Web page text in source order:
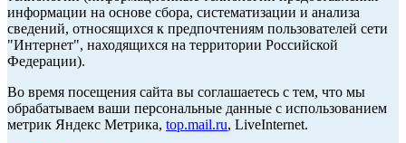
информации на основе сбора, систематизации и анализа
сведений, относящихся к предпочтениям пользователей сети
"Интернет", находящихся на территории Российской
Федерации).
Во время посещения сайта вы соглашаетесь с тем, что мы
обрабатываем ваши персональные данные с использованием
метрик Яндекс Метрика, top.mail.ru, LiveInternet.